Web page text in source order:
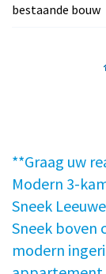
bestaande bouw
**Graag uw
Modern 3-
Sneek
Sneek boven
modern